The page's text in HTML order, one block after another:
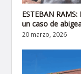
ESTEBAN
un caso de
20 marzo, 2026